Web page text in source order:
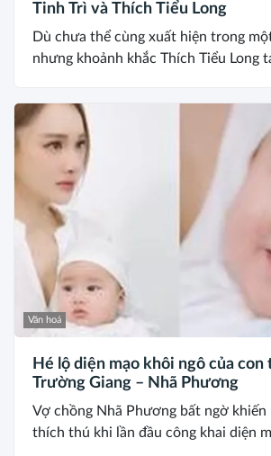
Tinh Trì và Thích Tiểu Long
Dù chưa thể cùng xuất hiện trong
nhưng khoảnh khắc Thích Tiểu Long
Văn hoá
Hé lộ diện mạo khôi ngô của
Trường Giang – Nhã Phương
Vợ chồng Nhã Phương bất ngờ khiến
thích thú khi lần đầu công khai diện